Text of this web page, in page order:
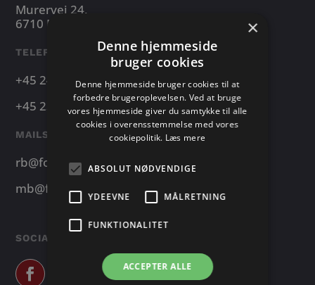
Murervej 24,
6710 Esbjerg V
TELEFONNUMRE
+45 24 24 25 13
+45 23 22 09 24
MAILS
rb@foodtruckers.dk
mb@foodtruckers.dk
SOCIALE MEDIER
×
Denne hjemmeside
bruger cookies
Denne hjemmeside bruger cookies til at
forbedre brugeroplevelsen. Ved at bruge
vores hjemmeside giver du samtykke til alle
cookies i overensstemmelse med vores
cookiepolitik. Læs mere
ABSOLUT NØDVENDIGE
YDEEVNE MÅLRETNING
FUNKTIONALITET
ACCEPTER ALLE